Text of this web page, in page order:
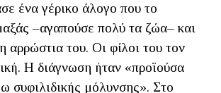
ένα γέρικο άλογο που το
–αγαπούσε πολύ τα ζώα– και
αρρώστια του. Οι φίλοι του τον
Η διάγνωση ήταν «προϊούσα
συφιλιδικής μόλυνσης». Στο